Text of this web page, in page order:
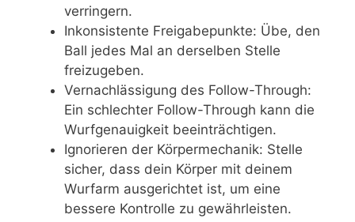
verringern.
Inkonsistente Freigabepunkte: Übe, den
Ball jedes Mal an derselben Stelle
freizugeben.
Vernachlässigung des Follow-Through:
Ein schlechter Follow-Through kann die
Wurfgenauigkeit beeinträchtigen.
Ignorieren der Körpermechanik: Stelle
sicher, dass dein Körper mit deinem
Wurfarm ausgerichtet ist, um eine
bessere Kontrolle zu gewährleisten.